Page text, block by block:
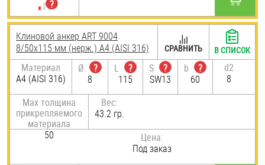
Клиновой анкер ART 9004
8/50х115 мм (нерж.) A4 (AISI 316)
Материал
A4 (AISI 316)
Ø
?
8
L
?
115
S
?
SW13
b
?
60
d2
8
Max толщина
прикрепляемого
материала
50
Вес:
43.2 гр.
Цена:
Под заказ
СРАВНИТЬ В СПИСОК